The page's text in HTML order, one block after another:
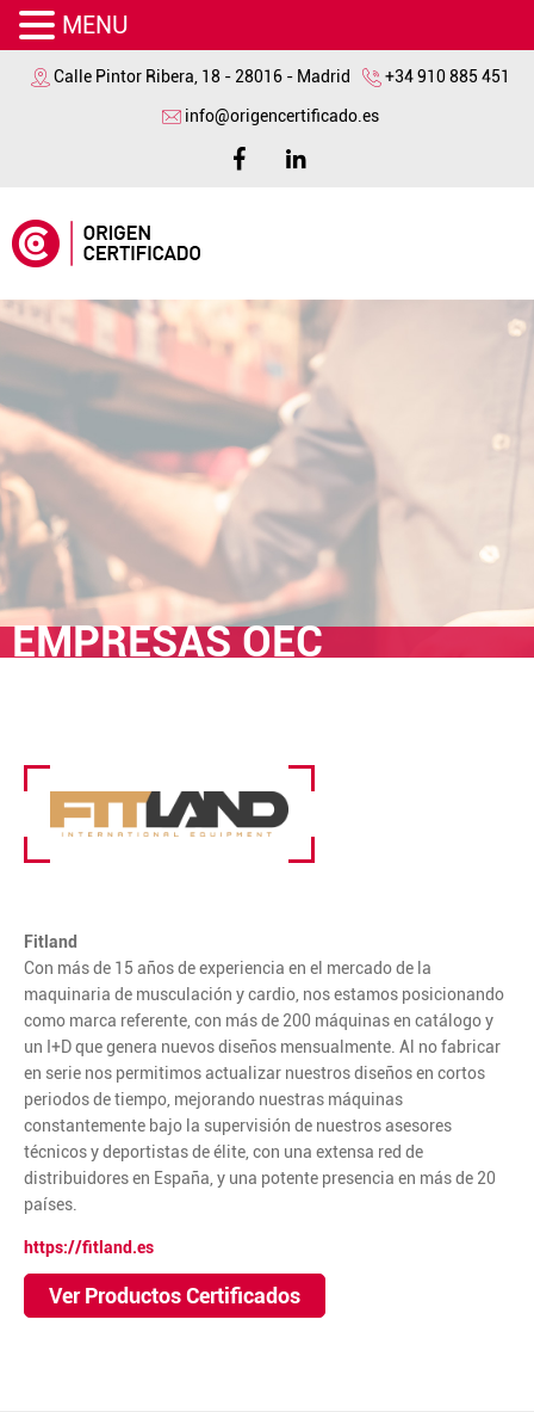
Calle Pintor Ribera, 18 - 28016 - Madrid +34 910 885 451
info@origencertificado.es
EMPRESAS OEC
Fitland
Con más de 15 años de experiencia en el mercado de la
maquinaria de musculación y cardio, nos estamos posicionando
como marca referente, con más de 200 máquinas en catálogo y
un I+D que genera nuevos diseños mensualmente. Al no fabricar
en serie nos permitimos actualizar nuestros diseños en cortos
periodos de tiempo, mejorando nuestras máquinas
constantemente bajo la supervisión de nuestros asesores
técnicos y deportistas de élite, con una extensa red de
distribuidores en España, y una potente presencia en más de 20
países.
https://fitland.es
Ver Productos Certificados
MENU